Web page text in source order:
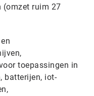
(omzet ruim 27
toepassingen in
batterijen, iot-